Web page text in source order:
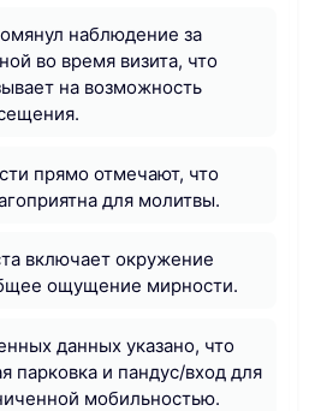
наблюдение за
во время визита, что
на возможность
прямо отмечают, что
для молитвы.
включает окружение
ощущение мирности.
данных указано, что
парковка и пандус/вход для
мобильностью.